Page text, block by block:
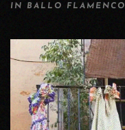
IN BALLO FLAMENCO